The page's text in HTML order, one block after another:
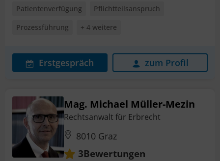
Patientenverfügung
Pflichtteilsanspruch
Prozessführung
+ 4 weitere
Erstgespräch zum Profil
Mag. Michael Müller-Mezin
Rechtsanwalt für Erbrecht
8010 Graz
3Bewertungen